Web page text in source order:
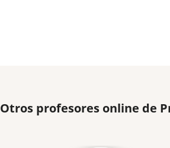
Otros profesores online de